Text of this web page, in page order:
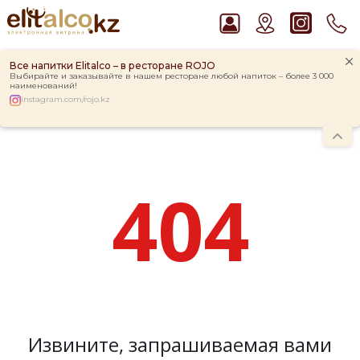
Все напитки Elitalco – в ресторане ROJO
Выбирайте и заказывайте в нашем ресторане любой напиток – более 3 000
наименований!
instagram.com/rojo.kz
Виски Talisker 10 YO Malt 45,8% in Box
Водка Smirnoff Red Vodka 37,5%
Джин Gordon`s London Dry Gin 37,5%
404
Извините, запрашиваемая вами